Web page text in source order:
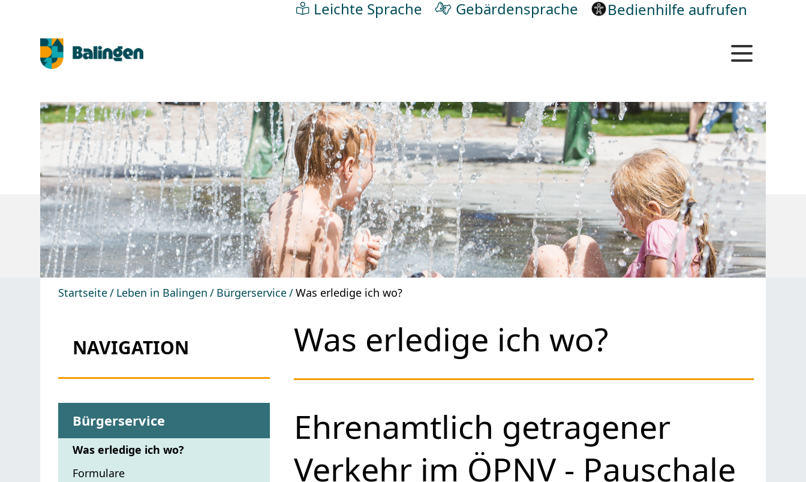
Leichte Sprache Gebärdensprache Bedienhilfe aufrufen
Startseite Leben in Balingen Bürgerservice Was erledige ich wo?
NAVIGATION
Bürgerservice
Was erledige ich wo?
Formulare
Was erledige ich wo?
Ehrenamtlich getragener
Verkehr im ÖPNV - Pauschale